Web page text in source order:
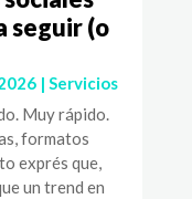
seguir (o
| Servicios
Muy rápido.
formatos
exprés que,
un trend en